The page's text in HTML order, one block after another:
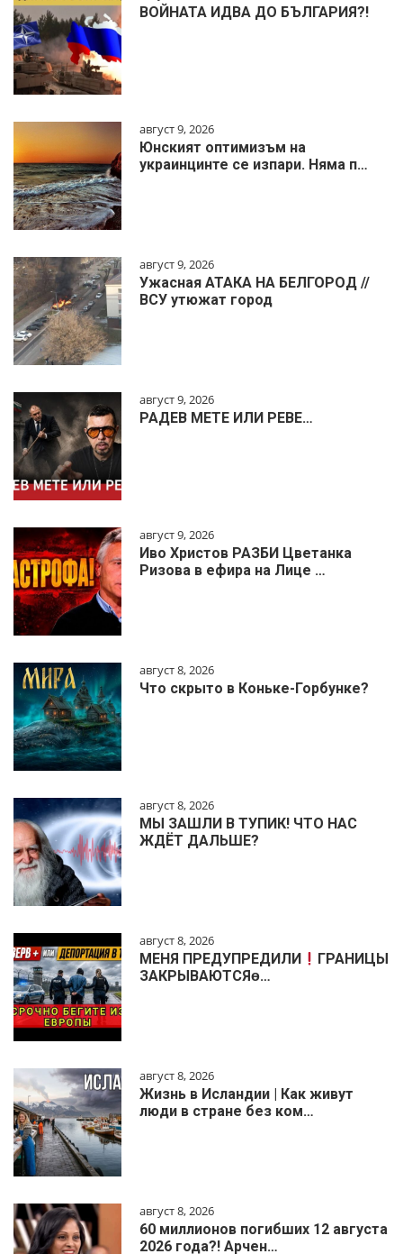
ВОЙНАТА ИДВА ДО БЪЛГАРИЯ?!
август 9, 2026
Юнският оптимизъм на
украинцинте се изпари. Няма п…
август 9, 2026
Ужасная АТАКА НА БЕЛГОРОД //
ВСУ утюжат город
август 9, 2026
РАДЕВ МЕТЕ ИЛИ РЕВЕ…
август 9, 2026
Иво Христов РАЗБИ Цветанка
Ризова в ефира на Лице …
август 8, 2026
Что скрыто в Коньке-Горбунке?
август 8, 2026
МЫ ЗАШЛИ В ТУПИК! ЧТО НАС
ЖДЁТ ДАЛЬШЕ?
август 8, 2026
МЕНЯ ПРЕДУПРЕДИЛИ
ГРАНИЦЫ
ЗАКРЫВАЮТСЯɵ…
август 8, 2026
Жизнь в Исландии | Как живут
люди в стране без ком…
август 8, 2026
60 миллионов погибших 12 августа
2026 года?! Арчен…